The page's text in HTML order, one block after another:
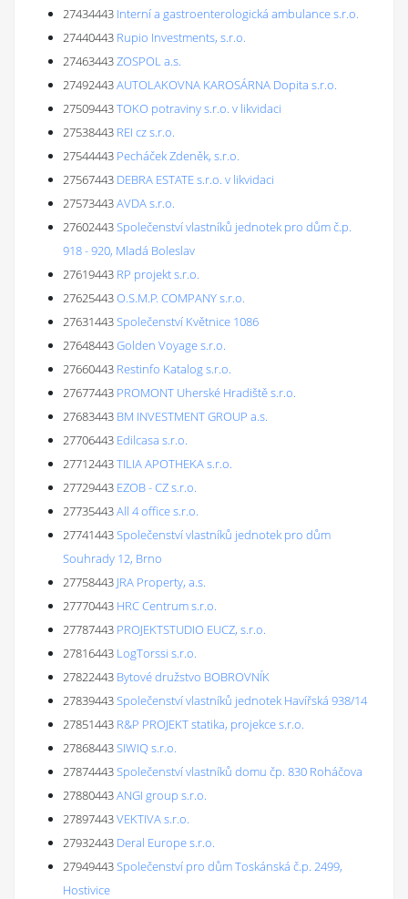
27434443 Interní a gastroenterologická ambulance s.r.o.
27440443 Rupio Investments, s.r.o.
27463443ZOSPOL a.s.
27492443AUTOLAKOVNA KAROSÁRNA Dopita s.r.o.
27509443TOKO potraviny s.r.o. v likvidaci
27538443 REI cz s.r.o.
27544443 Pecháček Zdeněk, s.r.o.
27567443 DEBRA ESTATE s.r.o. v likvidaci
27573443AVDA s.r.o.
27602443Společenství vlastníků jednotek pro dům č.p.
918 - 920, Mladá Boleslav
27619443 RP projekt s.r.o.
27625443O.S.M.P. COMPANY s.r.o.
27631443Společenství Květnice 1086
27648443Golden Voyage s.r.o.
27660443 Restinfo Katalog s.r.o.
27677443 PROMONT Uherské Hradiště s.r.o.
27683443 BM INVESTMENT GROUP a.s.
27706443 Edilcasa s.r.o.
27712443TILIA APOTHEKA s.r.o.
27729443 EZOB - CZ s.r.o.
27735443All 4 office s.r.o.
27741443Společenství vlastníků jednotek pro dům
Souhrady 12, Brno
27758443 JRA Property, a.s.
27770443 HRC Centrum s.r.o.
27787443 PROJEKTSTUDIO EUCZ, s.r.o.
27816443 LogTorssi s.r.o.
27822443 Bytové družstvo BOBROVNÍK
27839443Společenství vlastníků jednotek Havířská 938/14
27851443 R&P PROJEKT statika, projekce s.r.o.
27868443SIWIQ s.r.o.
27874443Společenství vlastníků domu čp. 830 Roháčova
27880443ANGI group s.r.o.
27897443VEKTIVA s.r.o.
27932443 Deral Europe s.r.o.
27949443Společenství pro dům Toskánská č.p. 2499,
Hostivice